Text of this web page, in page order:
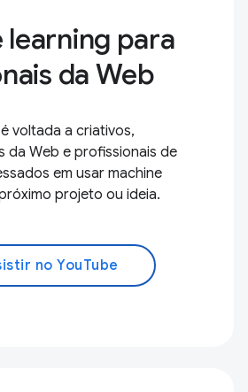
learning para
da Web
voltada a criativos,
da Web e profissionais de
em usar machine
projeto ou ideia.
no YouTube